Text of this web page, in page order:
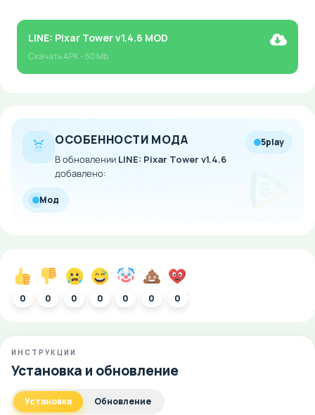
LINE: Pixar Tower v1.4.6 MOD
СкачатьAPK- 50 Mb
ОСОБЕННОСТИ МОДА
В обновлении LINE: Pixar Tower v1.4.6
добавлено:
5play
Мод
0 0 0 0 0 0 0
ИНСТРУКЦИИ
Установка и обновление
Установка Обновление